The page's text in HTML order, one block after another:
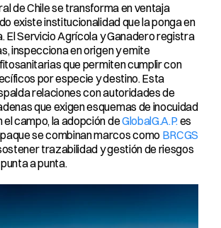
de Chile se transforma en ventaja
existe institucionalidad que la ponga en
El Servicio Agrícola y Ganadero registra
inspecciona en origen y emite
que permiten cumplir con
por especie y destino. Esta
relaciones con autoridades de
que exigen esquemas de inocuidad
el campo, la adopción de GlobalG.A.P. es
se combinan marcos como BRCGS
trazabilidad y gestión de riesgos
a punta.